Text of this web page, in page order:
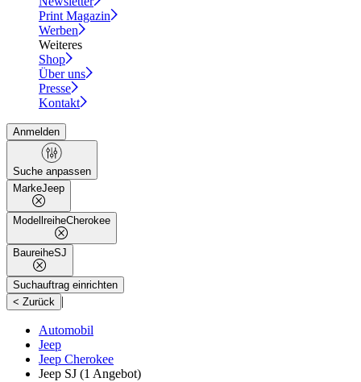
Print Magazin
Werben
Weiteres
Shop
Über uns
Presse
Kontakt
Anmelden
Suche anpassen
MarkeJeep
ModellreiheCherokee
BaureiheSJ
Suchauftrag einrichten
< Zurück |
Automobil
Jeep
Jeep Cherokee
Jeep SJ (1 Angebot)